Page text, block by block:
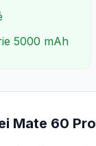
5000 mAh
Mate 60 Pro